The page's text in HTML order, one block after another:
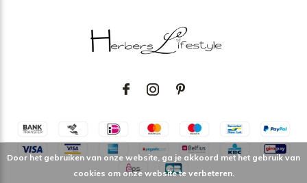
Door het gebruiken van onze website, ga je akkoord met het gebruik van
cookies om onze website te verbeteren.